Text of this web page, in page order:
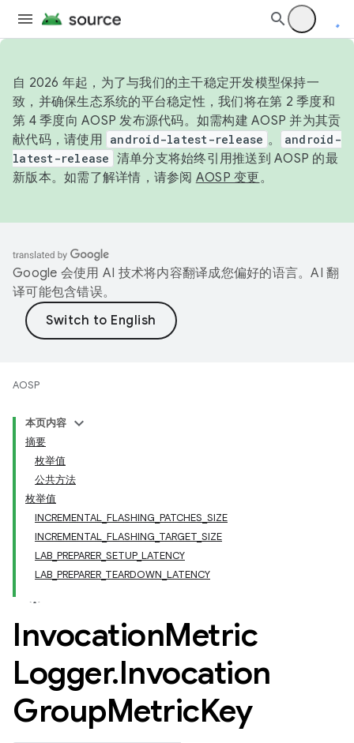
自 2026 年起，为了与我们的主干稳定开发模型保持一
致，并确保生态系统的平台稳定性，我们将在第 2 季度和
第 4 季度向 AOSP 发布源代码。如需构建 AOSP 并为其贡
献代码，请使用 android-latest-release 。
android-
latest-release 清单分支将始终引用推送到 AOSP 的最
新版本。如需了解详情，请参阅 AOSP 变更。
Google 会使用 AI 技术将内容翻译成您偏好的语言。AI 翻
译可能包含错误。
AOSP
本页内容
摘要
枚举值
公共方法
枚举值
INCREMENTAL_FLASHING_PATCHES_SIZE
INCREMENTAL_FLASHING_TARGET_SIZE
LAB_PREPARER_SETUP_LATENCY
LAB_PREPARER_TEARDOWN_LATENCY
InvocationMetric
Logger.Invocation
GroupMetricKey